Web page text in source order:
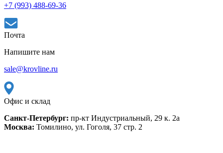
+7 (993) 488-69-36
Почта
Напишите нам
sale@krovline.ru
Офис и склад
Санкт-Петербург: пр-кт Индустриальный, 29 к. 2а
Москва: Томилино, ул. Гоголя, 37 стр. 2